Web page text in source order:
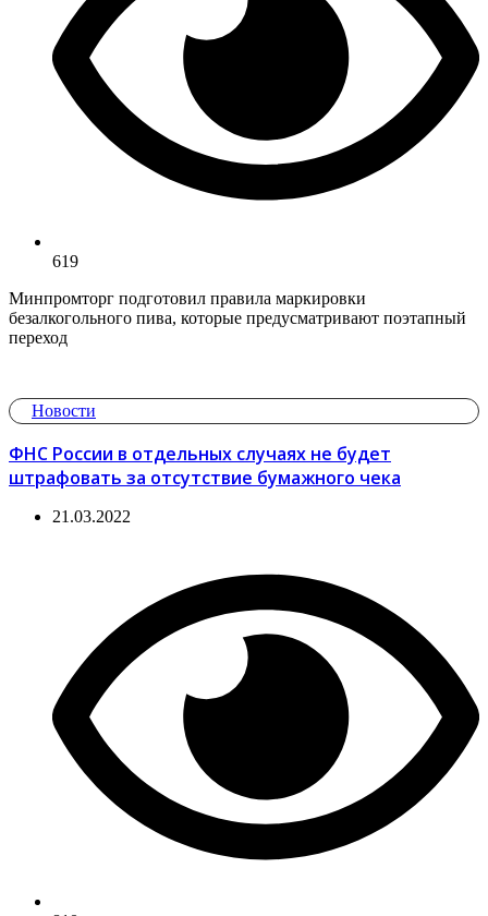
619
Минпромторг подготовил правила маркировки
безалкогольного пива, которые предусматривают поэтапный
переход
Новости
ФНС России в отдельных случаях не будет
штрафовать за отсутствие бумажного чека
21.03.2022